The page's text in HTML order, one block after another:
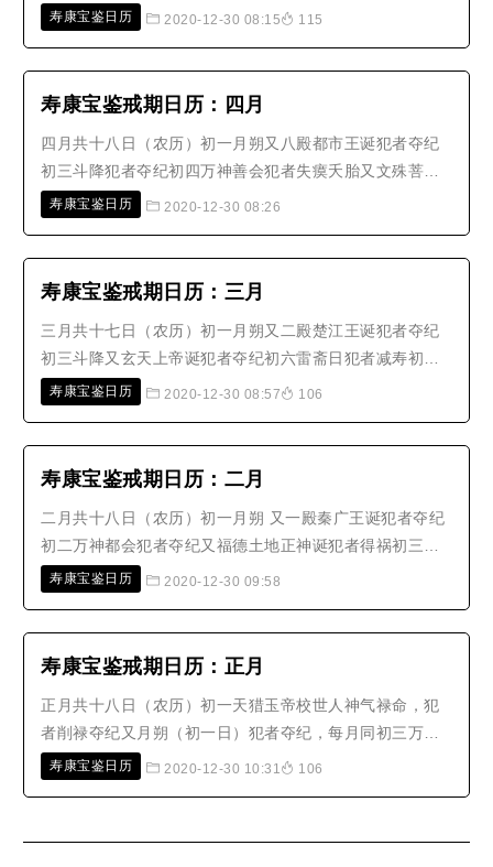
定生人官爵犯者削禄夺纪又九毒日犯者夭亡奇祸不测又杨
开日犯者损寿又天下都城隍诞十二..
寿康宝鉴日历 2020-12-30 08:15 115
寿康宝鉴戒期日历：四月
四月共十八日（农历）初一月朔又八殿都市王诞犯者夺纪
初三斗降犯者夺纪初四万神善会犯者失瘼夭胎又文殊菩萨
诞初六雷斋日犯者减寿初七南斗北斗西斗同降犯者减寿又
四纯阳祖师诞犯者减寿又四天王..
寿康宝鉴日历 2020-12-30 08:26
寿康宝鉴戒期日历：三月
三月共十七日（农历）初一月朔又二殿楚江王诞犯者夺纪
初三斗降又玄天上帝诞犯者夺纪初六雷斋日犯者减寿初八
六殿卞城王诞犯者夺纪又四天王巡行初九牛鬼神出犯者产
犯者夺纪十八中岳大帝诞又后土娘..
寿康宝鉴日历 2020-12-30 08:57 106
寿康宝鉴戒期日历：二月
二月共十八日（农历）初一月朔 又一殿秦广王诞犯者夺纪
初二万神都会犯者夺纪又福德土地正神诞犯者得祸初三斗
降又文昌帝君诞犯者削禄夺纪初六雷斋日犯者减寿又东华
尼佛般涅槃月望（即半月）太上..
寿康宝鉴日历 2020-12-30 09:58
寿康宝鉴戒期日历：正月
正月共十八日（农历）初一天猎玉帝校世人神气禄命，犯
者削禄夺纪又月朔（初一日）犯者夺纪，每月同初三万神
都会，犯者夺纪又斗降，犯者夺纪（每月同）初五五虚忌
同）初九玉皇上帝诞，犯者夺纪十..
寿康宝鉴日历 2020-12-30 10:31 106